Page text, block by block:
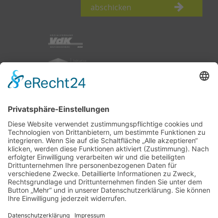
abschicken